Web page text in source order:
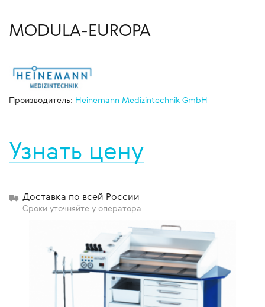
MODULA-EUROPA
Производитель: Heinemann Medizintechnik GmbH
Узнать цену
Доставка по всей России
Сроки уточняйте у оператора